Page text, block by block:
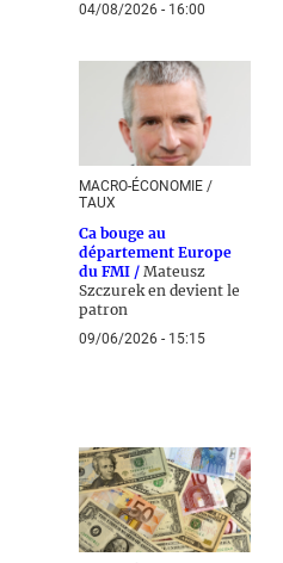
04/08/2026 - 16:00
MACRO-ÉCONOMIE /
TAUX
Ca bouge au
département Europe
du FMI / Mateusz
Szczurek en devient le
patron
09/06/2026 - 15:15